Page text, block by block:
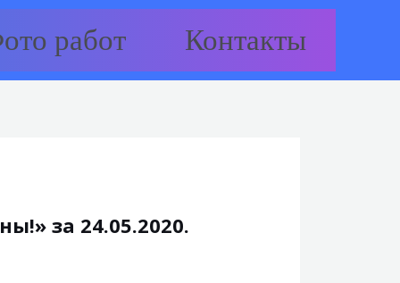
работ Контакты
за 24.05.2020.